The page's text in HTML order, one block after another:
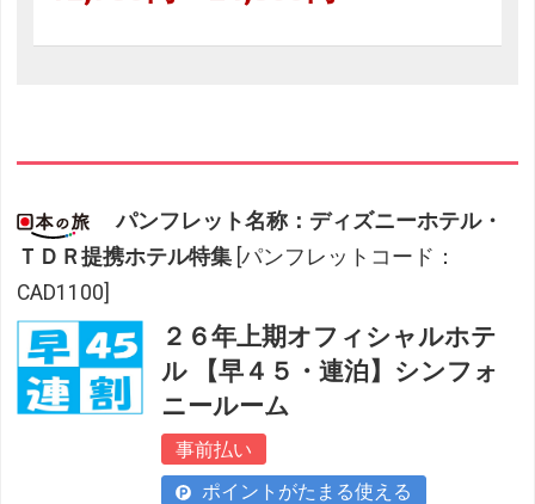
パンフレット名称：ディズニーホテル・
ＴＤＲ提携ホテル特集 [パンフレットコード：
CAD1100]
２６年上期オフィシャルホテ
ル 【早４５・連泊】シンフォ
ニールーム
事前払い
ポイントがたまる使える